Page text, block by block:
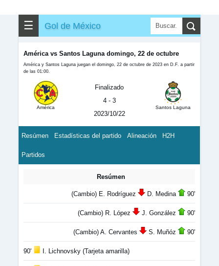
☰ Gol de México
América vs Santos Laguna domingo, 22 de octubre
América y Santos Laguna juegan el domingo, 22 de octubre de 2023 en D.F. a partir
de las 01:00.
América
Finalizado
4 - 3
2023/10/22
Santos Laguna
Resúmen Estadísticas del partido Alineación H2H
Partidos
Resúmen
(Cambio) E. Rodríguez D. Medina 90'
(Cambio) R. López J. González 90'
(Cambio) A. Cervantes S. Muñóz 90'
90' I. Lichnovsky (Tarjeta amarilla)